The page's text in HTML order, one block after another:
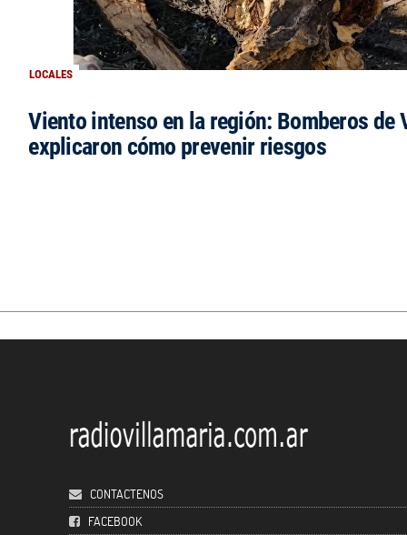
LOCALES
Viento intenso en la región: Bomberos de
explicaron cómo prevenir riesgos
CONTACTENOS
FACEBOOK